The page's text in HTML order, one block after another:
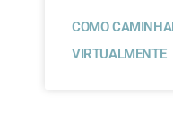
COMO
VIRTUALMENTE